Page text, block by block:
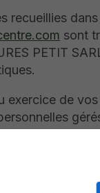
recueillies
sont
PETIT
exercice de
données
matière de